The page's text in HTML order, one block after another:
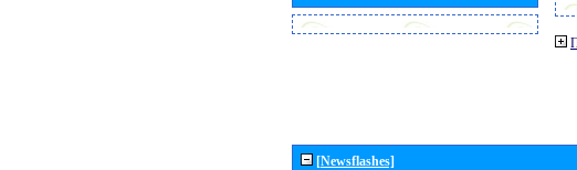
[Newsflashes]